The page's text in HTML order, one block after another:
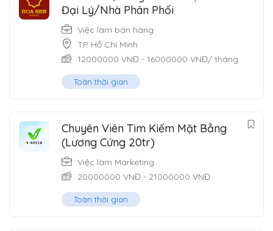
Đại Lý/Nhà Phân Phối
Việc làm bán hàng
TP Hồ Chí Minh
12000000 VNĐ - 16000000 VNĐ/ tháng
Toàn thời gian
Chuyên Viên Tìm Kiếm Mặt Bằng
(Lương Cứng 20tr)
Việc làm Marketing
20000000 VNĐ - 21000000 VNĐ
Toàn thời gian